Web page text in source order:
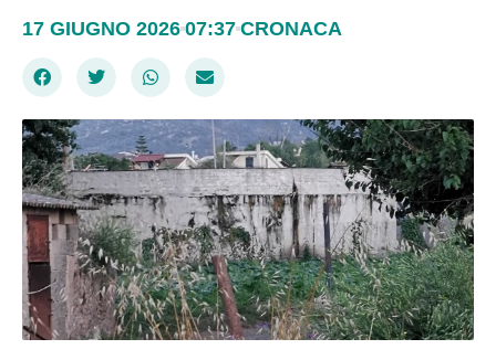
17 GIUGNO 2026 07:37 CRONACA